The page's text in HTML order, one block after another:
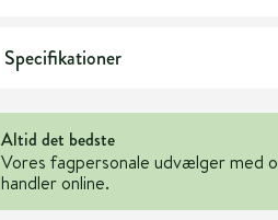
Specifikationer
Altid det bedste
Vores fagpersonale udvælger med
handler online.